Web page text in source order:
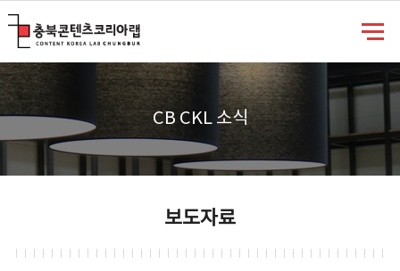
CB CKL 소식
보도자료